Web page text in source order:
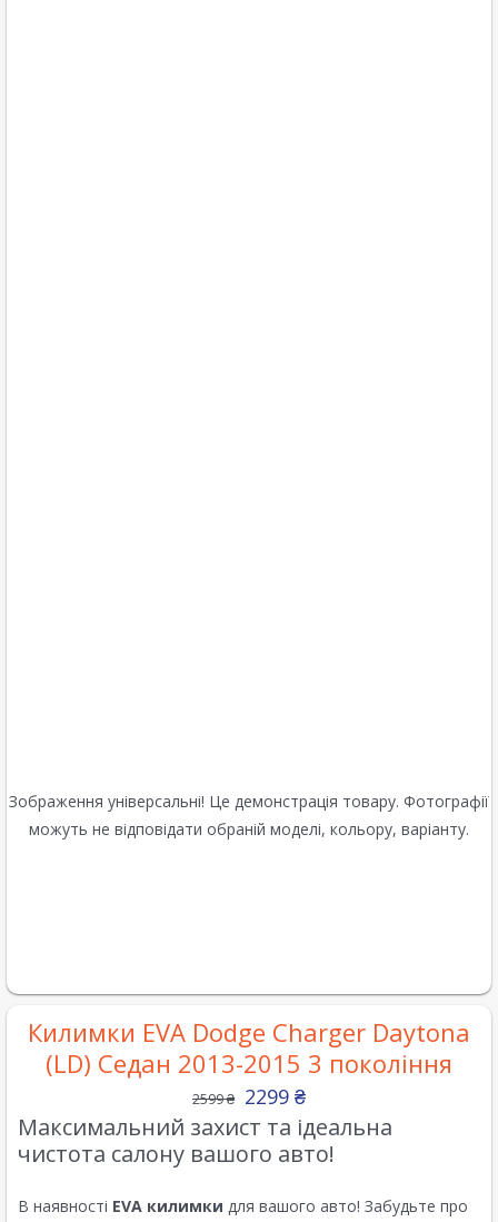
Зображення універсальні! Це демонстрація товару. Фотографії
можуть не відповідати обраній моделі, кольору, варіанту.
Килимки EVA Dodge Charger Daytona
(LD) Седан 2013-2015 3 покоління
2599₴ 2299 ₴
Максимальний захист та ідеальна
чистота салону вашого авто!
В наявності EVA килимки для вашого авто! Забудьте про